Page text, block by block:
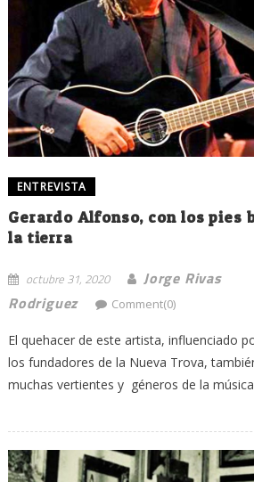
ENTREVISTA
Gerardo Alfonso, con los pies
la tierra
octubre 31, 2020
Jorge Rivas
Rodriguez
Comment(0)
El quehacer de este artista, influenciado
los fundadores de la Nueva Trova,
muchas vertientes y géneros de la